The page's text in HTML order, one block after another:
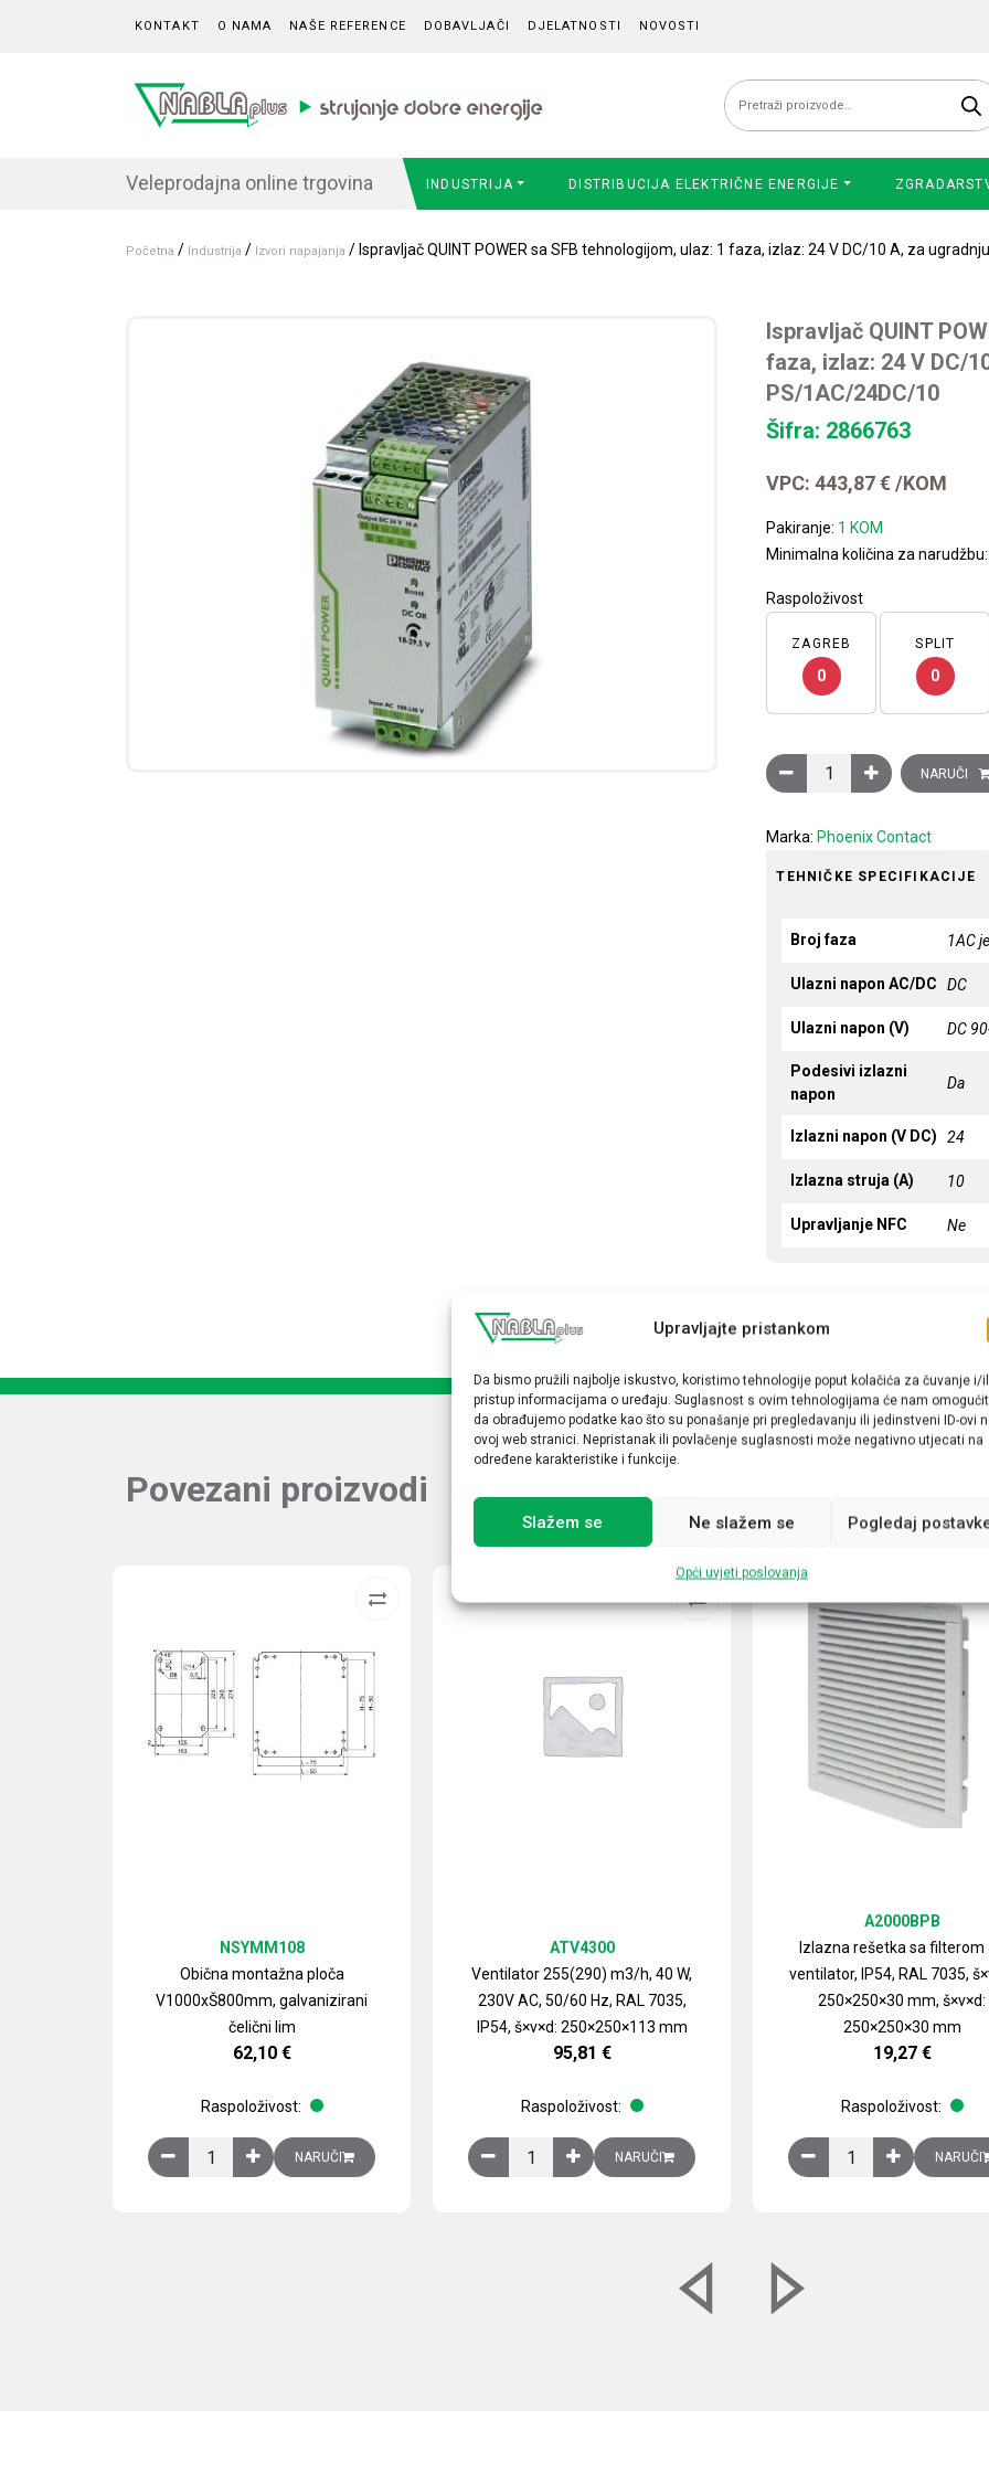
Upravljajte pristankom
Da bismo pružili najbolje iskustvo, koristimo tehnologije poput kolačića za čuvanje i/
pristup informacijama o uređaju. Suglasnost s ovim tehnologijama će nam
da obrađujemo podatke kao što su ponašanje pri pregledavanju ili jedinstveni ID-ovi
ovoj web stranici. Nepristanak ili povlačenje suglasnosti može negativno utjecati na
određene karakteristike i funkcije.
Slažem se Ne slažem se Pogledaj
Opći uvjeti poslovanja
KONTAKT O NAMA NAŠE REFERENCE DOBAVLJAČI DJELATNOSTI NOVOSTI
Pretraži:
Veleprodajna online trgovina INDUSTRIJA DISTRIBUCIJA ELEKTRIČNE ENERGIJE
Početna / Industrija / Izvori napajanja / Ispravljač QUINT POWER sa SFB tehnologijom, ulaz: 1 faza, izlaz: 24 V DC/10 A, za
Ispravljač QUINT
faza, izlaz: 24 V DC/
PS/1AC/24DC/10
Šifra: 2866763
VPC:443,87€ /KOM
Pakiranje: 1 KOM
Minimalna količina za narudžbu:
Raspoloživost
ZAGREB
0
SPLIT
0
Ispravljač QUINTNARUČI
Marka: Phoenix Contact
TEHNIČKE SPECIFIKACIJE
Broj faza 1AC
Ulazni napon AC/DC DC
Ulazni napon (V) DC
Podesivi izlazni
napon
Da
Izlazni napon (V DC) 24
Izlazna struja (A) 10
Upravljanje NFC Ne
Povezani proizvodi
Obična montažna ploča
V1000xŠ800mm, galvanizirani
čelični lim
NSYMM108
62,10 €
Raspoloživost:
Obična montažna ploča V1000xŠ800mm, galvanizirani čelični lim količina
NARUČI
Ventilator 255(290) m3/h, 40 W,
230V AC, 50/60 Hz, RAL 7035,
IP54, š×v×d: 250×250×113 mm
ATV4300
95,81 €
Raspoloživost:
Ventilator 255(290) m3/h, 40 W, 230V AC, 50/60 Hz, RAL 7035,
NARUČI
Izlazna rešetka sa filterom
ventilator, IP54, RAL 7035,
250×250×30 mm, š×v×d:
250×250×30 mm
A2000BPB
19,27 €
Raspoloživost:
Izlazna rešetka saNARUČI